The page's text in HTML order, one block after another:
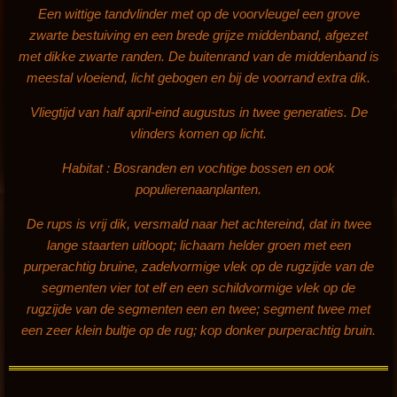
Een wittige tandvlinder met op de voorvleugel een grove
zwarte bestuiving en een brede grijze middenband, afgezet
met dikke zwarte randen. De buitenrand van de middenband is
meestal vloeiend, licht gebogen en bij de voorrand extra dik.
Vliegtijd van half april-eind augustus in twee generaties. De
vlinders komen op licht.
Habitat : Bosranden en vochtige bossen en ook
populierenaanplanten.
De rups is vrij dik, versmald naar het achtereind, dat in twee
lange staarten uitloopt; lichaam helder groen met een
purperachtig bruine, zadelvormige vlek op de rugzijde van de
segmenten vier tot elf en een schildvormige vlek op de
rugzijde van de segmenten een en twee; segment twee met
een zeer klein bultje op de rug; kop donker purperachtig bruin.